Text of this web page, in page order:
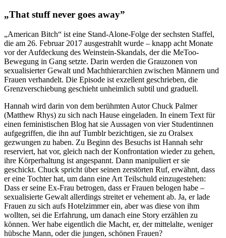
„That stuff never goes away”
„American Bitch“ ist eine Stand-Alone-Folge der sechsten Staffel,
die am 26. Februar 2017 ausgestrahlt wurde – knapp acht Monate
vor der Aufdeckung des Weinstein-Skandals, der die MeToo-
Bewegung in Gang setzte. Darin werden die Grauzonen von
sexualisierter Gewalt und Machthierarchien zwischen Männern und
Frauen verhandelt. Die Episode ist exzellent geschrieben, die
Grenzverschiebung geschieht unheimlich subtil und graduell.
Hannah wird darin von dem berühmten Autor Chuck Palmer
(Matthew Rhys) zu sich nach Hause eingeladen. In einem Text für
einen feministischen Blog hat sie Aussagen von vier Studentinnen
aufgegriffen, die ihn auf Tumblr bezichtigen, sie zu Oralsex
gezwungen zu haben. Zu Beginn des Besuchs ist Hannah sehr
reserviert, hat vor, gleich nach der Konfrontation wieder zu gehen,
ihre Körperhaltung ist angespannt. Dann manipuliert er sie
geschickt. Chuck spricht über seinen zerstörten Ruf, erwähnt, dass
er eine Tochter hat, um dann eine Art Teilschuld einzugestehen:
Dass er seine Ex-Frau betrogen, dass er Frauen belogen habe –
sexualisierte Gewalt allerdings streitet er vehement ab. Ja, er lade
Frauen zu sich aufs Hotelzimmer ein, aber was diese von ihm
wollten, sei die Erfahrung, um danach eine Story erzählen zu
können. Wer habe eigentlich die Macht, er, der mittelalte, weniger
hübsche Mann, oder die jungen, schönen Frauen?